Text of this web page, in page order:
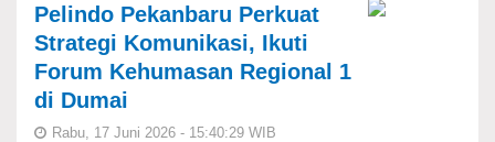
Pelindo Pekanbaru Perkuat
Strategi Komunikasi, Ikuti
Forum Kehumasan Regional 1
di Dumai
Rabu, 17 Juni 2026 - 15:40:29 WIB